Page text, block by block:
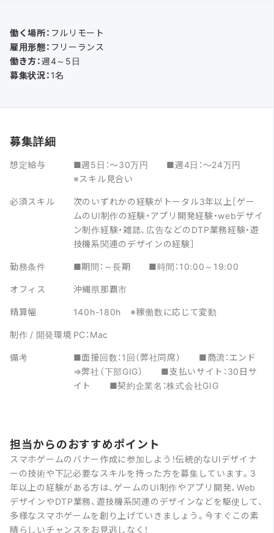
働く場所： フルリモート
雇用形態： フリーランス
働き方：週4～5日
募集状況： 1名
募集詳細
想定給与
■週5日：〜30万円 ■週4日：〜24万円
※スキル見合い
必須スキル
次のいずれかの経験がトータル3年以上［ゲー
ムのUI制作の経験・アプリ開発経験・webデザイ
ン制作経験・雑誌、広告などのDTP業務経験・遊
技機系関連のデザインの経験］
勤務条件
■期間：～長期 ■時間：10:00～19:00
オフィス
沖縄県那覇市
精算幅
140h-180h ※稼働数に応じて変動
制作 / 開発環境 PC：Mac
備考
■面接回数：1回（弊社同席） ■商流：エンド
⇒弊社（下部GIG） ■支払いサイト：30日サ
イト ■契約企業名：株式会社GIG
担当からのおすすめポイント
スマホゲームのバナー作成に参加しよう！伝統的なUIデザイナ
ーの技術や下記必要なスキルを持った方を募集しています。3
年以上の経験がある方は、ゲームのUI制作やアプリ開発、Web
デザインやDTP業務、遊技機系関連のデザインなどを駆使して、
多様なスマホゲームを創り上げていきましょう。今すぐこの素
晴らしいチャンスをお見逃しなく！